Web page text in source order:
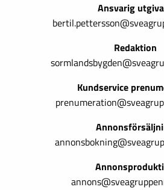
Ansvarig
Redaktion
Kundservice